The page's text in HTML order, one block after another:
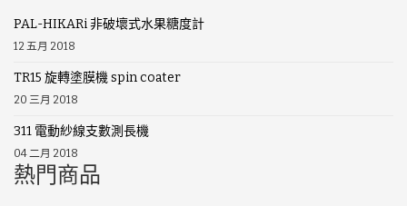
PAL-HIKARi 非破壞式水果糖度計
12 五月 2018
TR15 旋轉塗膜機 spin coater
20 三月 2018
311 電動紗線支數測長機
04 二月 2018
熱門商品